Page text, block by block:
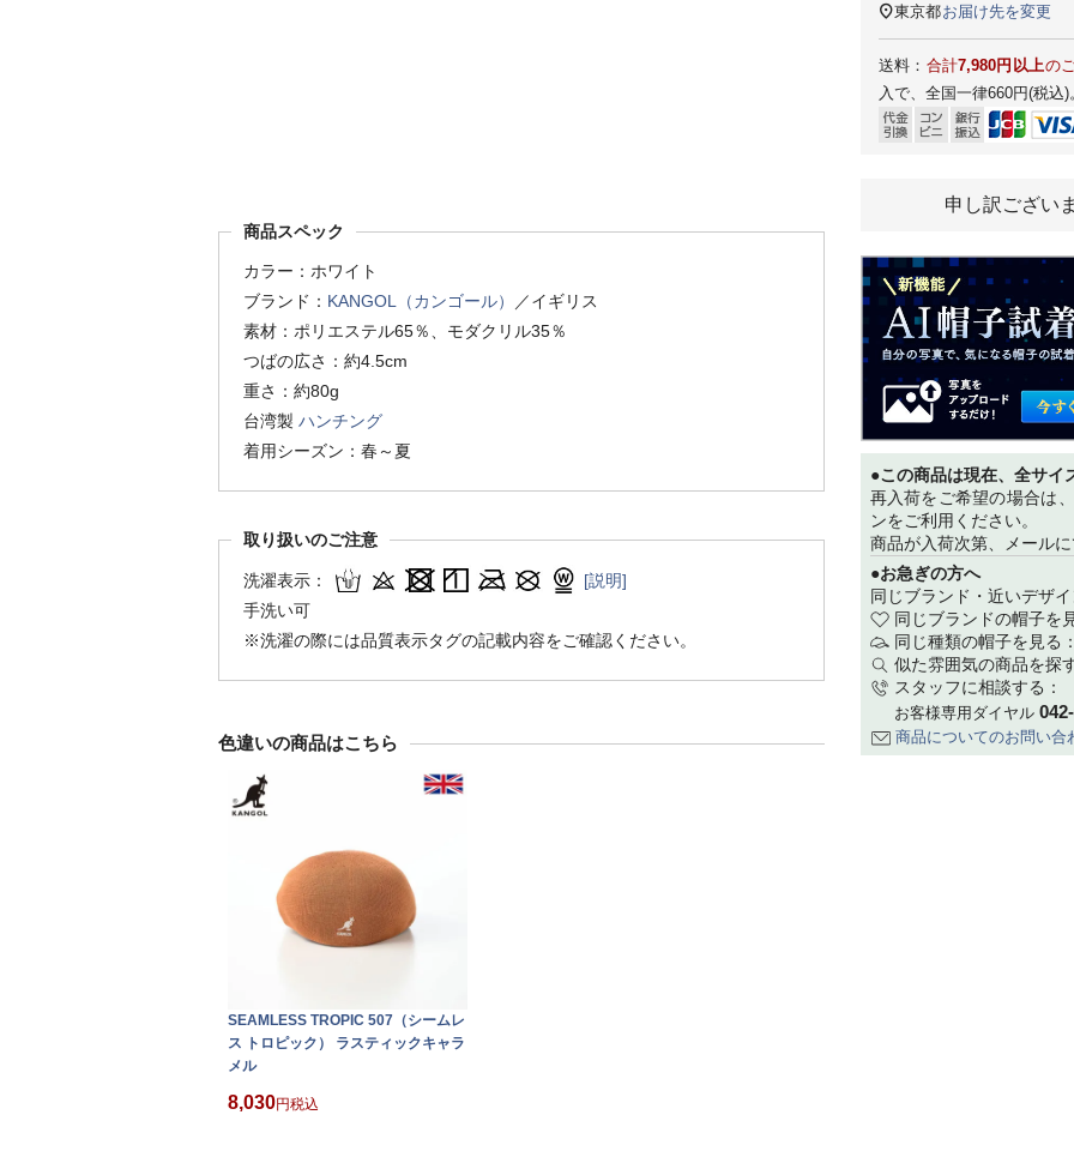
商品スペック
カラー：ホワイト
ブランド： KANGOL（カンゴール）
／イギリス
素材：ポリエステル65％、モダクリル35％
つばの広さ：約4.5cm
重さ：約80g
台湾製 ハンチング
着用シーズン：春～夏
取り扱いのご注意
洗濯表示：
[説明]
手洗い可
※洗濯の際には品質表示タグの記載内容をご確認ください。
色違いの商品はこちら
SEAMLESS TROPIC 507（シームレ
ス トロピック） ラスティックキャラ
メル
8,030 税込
東京都お届け先を変更
送料： 合計7,980円以上の
入で、全国一律660円(税込)
申し訳ござい
●この商品は現在、全サイ
再入荷をご希望の場合は
ンをご利用ください。
商品が入荷次第、メールに
●お急ぎの方へ
同じブランド・近いデザ
同じブランドの帽子を
同じ種類の帽子を見る：
似た雰囲気の商品を探
スタッフに相談する：
お客様専用ダイヤル
商品についてのお問い合